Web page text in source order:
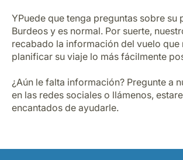
YPuede que tenga preguntas sobre su
Burdeos y es normal. Por suerte,
recabado la información del vuelo que
planificar su viaje lo más fácilmente
¿Aún le falta información? Pregunte a
en las redes sociales o llámenos,
encantados de ayudarle.